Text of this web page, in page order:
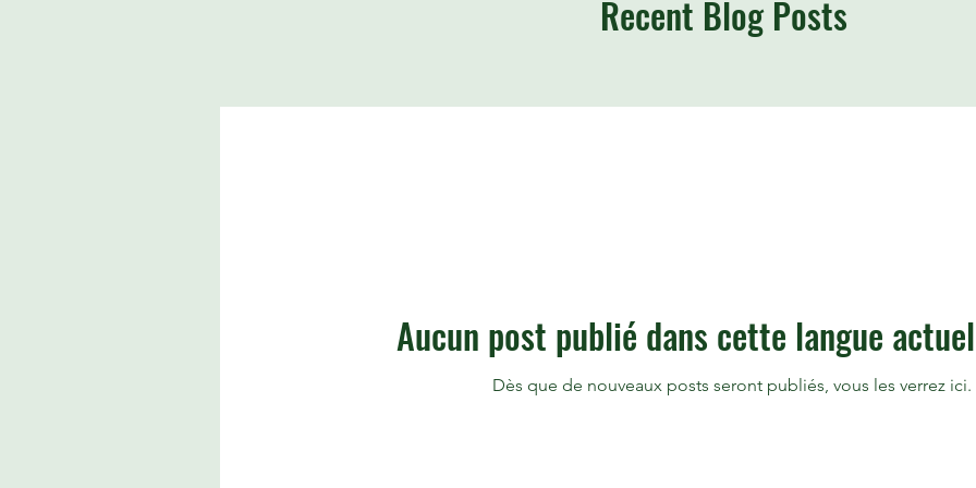
Recent Blog Posts
Aucun post publié dans cette langue
Dès que de nouveaux posts seront publiés, vous les verrez ici.